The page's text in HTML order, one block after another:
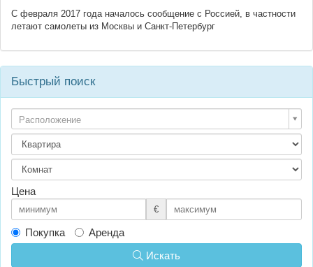
С февраля 2017 года началось сообщение с Россией, в частности
летают самолеты из Москвы и Санкт-Петербург
Быстрый поиск
Расположение
Цена
€
Покупка
Аренда
Искать